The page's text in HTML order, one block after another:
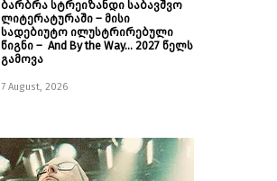
ბარბრა სტრეიზანდი საბავშვო
ლიტერატურაში – მისი
სადებიუტო ილუსტრირებული
წიგნი – And By the Way… 2027 წელს
გამოვა
7 August, 2026